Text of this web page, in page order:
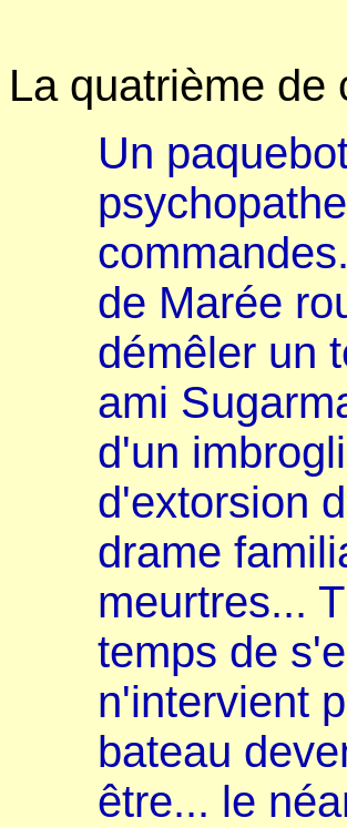
La quatrième de
Un
de Marée
démêler un
ami
d'un
d'extorsion
drame
meurtres...
temps de
n'intervient
bateau
être... le